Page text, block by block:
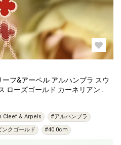
フ&アーペル アルハンブラ スウ
ローズゴールド カーネリアン
Cleef & Arpels
#アルハンブラ
ンクゴールド #40.0cm